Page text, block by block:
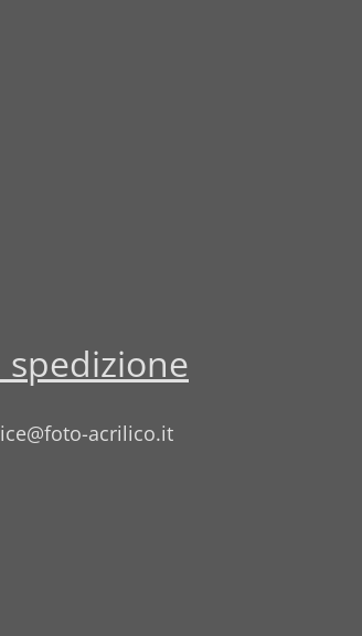
acrilico.it